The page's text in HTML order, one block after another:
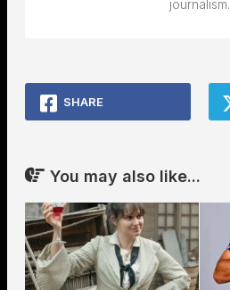
journalism.
SHARE
You may also like...